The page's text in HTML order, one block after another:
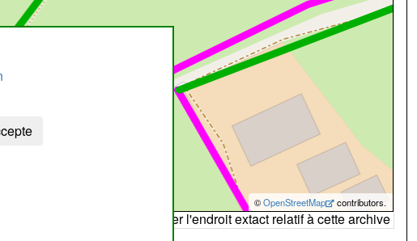
©OpenStreetMap contributors.
: la carte peut ne pas refléter l'endroit extact relatif à cette archive